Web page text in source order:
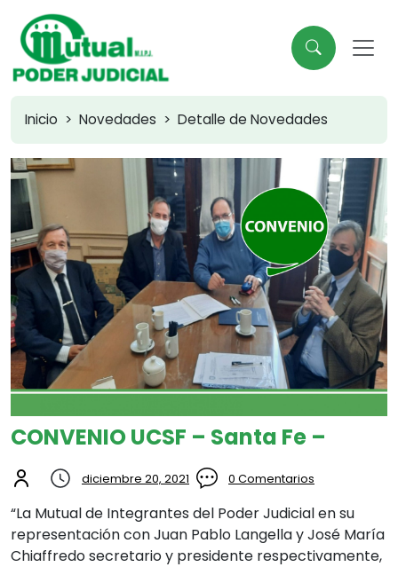
Inicio Novedades Detalle de Novedades
CONVENIO UCSF – Santa Fe –
diciembre 20, 2021 0 Comentarios
“La Mutual de Integrantes del Poder Judicial en su
representación con Juan Pablo Langella y José María
Chiaffredo secretario y presidente respectivamente,